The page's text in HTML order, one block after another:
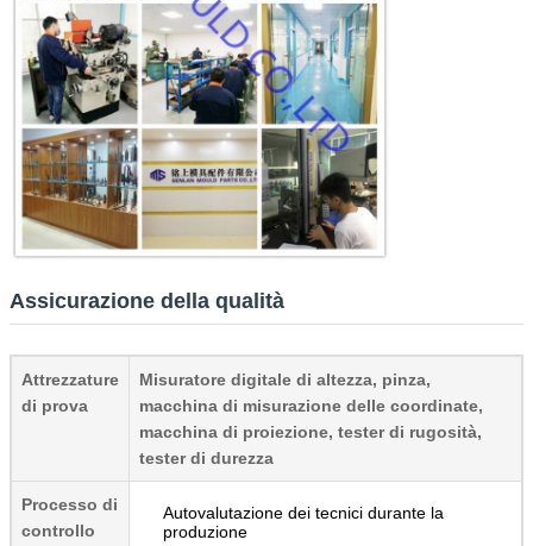
Assicurazione della qualità
Attrezzature
di prova
Misuratore digitale di altezza, pinza,
macchina di misurazione delle coordinate,
macchina di proiezione, tester di rugosità,
tester di durezza
Processo di
controllo
Autovalutazione dei tecnici durante la
produzione